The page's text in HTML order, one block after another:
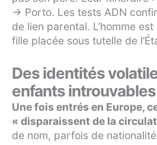
→ Porto. Les tests ADN
de lien parental. L’homme
fille placée sous tutelle de
Des identités
enfants introuvables
Une fois entrés en Europe,
« disparaissent de la
de nom, parfois de